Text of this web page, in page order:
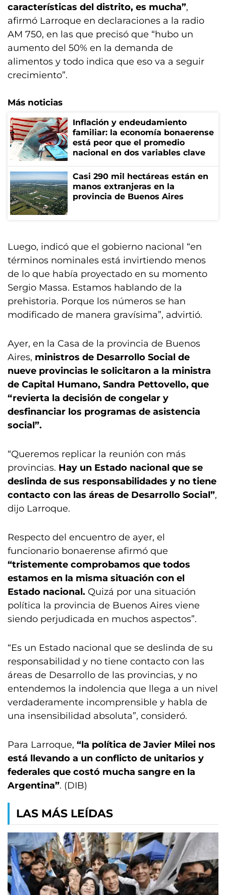
características del distrito, es mucha”,
afirmó Larroque en declaraciones a la radio
AM 750, en las que precisó que “hubo un
aumento del 50% en la demanda de
alimentos y todo indica que eso va a seguir
crecimiento”.
Más noticias
Inflación y endeudamiento
familiar: la economía bonaerense
está peor que el promedio
nacional en dos variables clave
Casi 290 mil hectáreas están en
manos extranjeras en la
provincia de Buenos Aires
Luego, indicó que el gobierno nacional “en
términos nominales está invirtiendo menos
de lo que había proyectado en su momento
Sergio Massa. Estamos hablando de la
prehistoria. Porque los números se han
modificado de manera gravísima”, advirtió.
Ayer, en la Casa de la provincia de Buenos
Aires, ministros de Desarrollo Social de
nueve provincias le solicitaron a la ministra
de Capital Humano, Sandra Pettovello, que
“revierta la decisión de congelar y
desfinanciar los programas de asistencia
social”.
“Queremos replicar la reunión con más
provincias. Hay un Estado nacional que se
deslinda de sus responsabilidades y no tiene
contacto con las áreas de Desarrollo Social”,
dijo Larroque.
Respecto del encuentro de ayer, el
funcionario bonaerense afirmó que
“tristemente comprobamos que todos
estamos en la misma situación con el
Estado nacional. Quizá por una situación
política la provincia de Buenos Aires viene
siendo perjudicada en muchos aspectos”.
“Es un Estado nacional que se deslinda de su
responsabilidad y no tiene contacto con las
áreas de Desarrollo de las provincias, y no
entendemos la indolencia que llega a un nivel
verdaderamente incomprensible y habla de
una insensibilidad absoluta”, consideró.
Para Larroque, “la política de Javier Milei nos
está llevando a un conflicto de unitarios y
federales que costó mucha sangre en la
Argentina”. (DIB)
LAS MÁS LEÍDAS